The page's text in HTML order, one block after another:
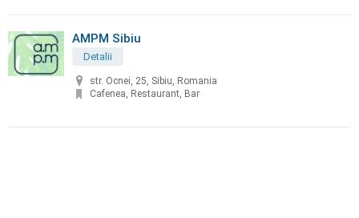
AMPM Sibiu
Detalii
str. Ocnei, 25, Sibiu, Romania
Cafenea, Restaurant, Bar